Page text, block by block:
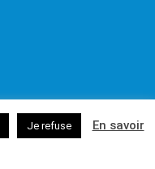
Je refuse
En savoir